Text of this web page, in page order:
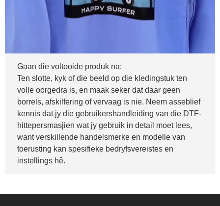
Gaan die voltooide produk na:
Ten slotte, kyk of die beeld op die kledingstuk ten
volle oorgedra is, en maak seker dat daar geen
borrels, afskilfering of vervaag is nie. Neem asseblief
kennis dat jy die gebruikershandleiding van die DTF-
hittepersmasjien wat jy gebruik in detail moet lees,
want verskillende handelsmerke en modelle van
toerusting kan spesifieke bedryfsvereistes en
instellings hê.